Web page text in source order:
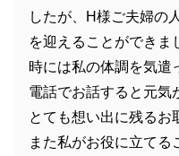
したが、H様ご夫婦の
を迎えることができま
時には私の体調を気遣
電話でお話すると元気
とても想い出に残るお
また私がお役に立て